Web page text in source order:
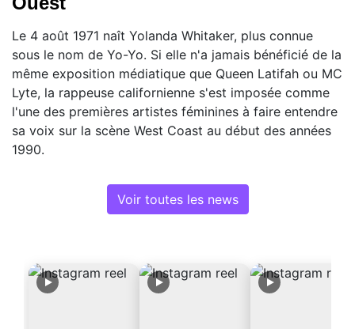
Le 4 août 1971 naît Yolanda Whitaker, plus connue
sous le nom de Yo-Yo. Si elle n'a jamais bénéficié de la
même exposition médiatique que Queen Latifah ou MC
Lyte, la rappeuse californienne s'est imposée comme
l'une des premières artistes féminines à faire entendre
sa voix sur la scène West Coast au début des années
1990.
Voir toutes les news